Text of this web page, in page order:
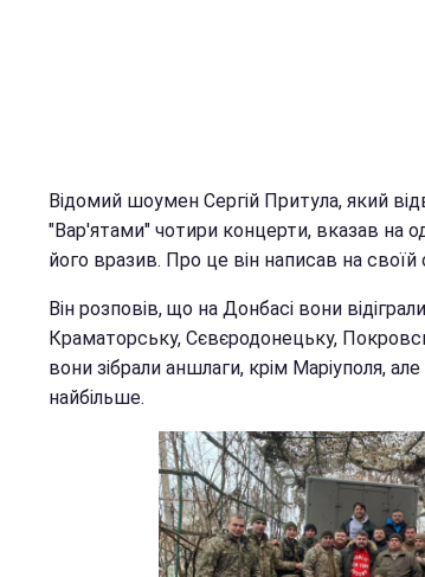
Відомий шоумен Сергій Притула, який
"Вар'ятами" чотири концерти, вказав на
його вразив. Про це він написав на своїй
Він розповів, що на Донбасі вони
Краматорську, Сєвєродонецьку,
вони зібрали аншлаги, крім Маріуполя,
найбільше.